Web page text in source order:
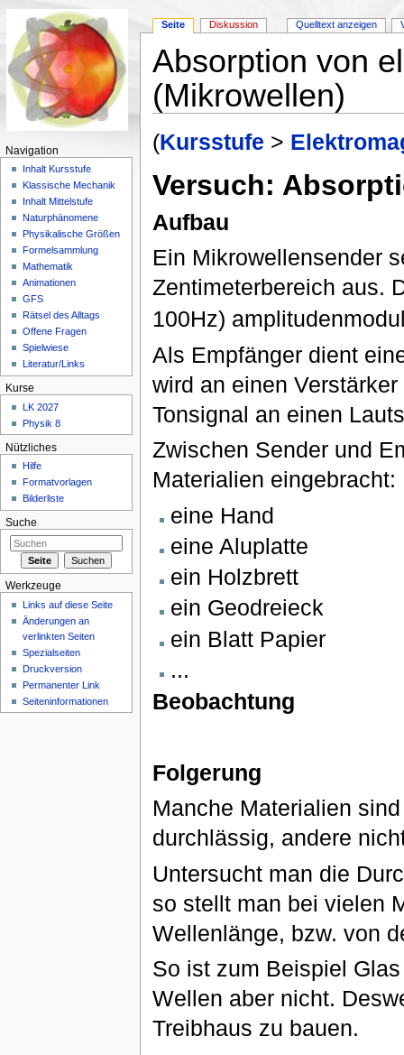
Absorption von
(Mikrowellen)
(Kursstufe >
Versuch:
Aufbau
Ein Mikrowellensender
Zentimeterbereich aus.
100Hz)
Als Empfänger dient
wird an einen
Tonsignal an einen
Zwischen Sender und
Materialien eingebracht:
eine Hand
eine Aluplatte
ein Holzbrett
ein Geodreieck
ein Blatt Papier
...
Beobachtung
Folgerung
Manche Materialien
durchlässig, andere
Untersucht man die
so stellt man bei vielen
Wellenlänge, bzw. von
So ist zum Beispiel
Wellen aber nicht.
Treibhaus zu bauen.
Seite Diskussion Quelltext anzeigen
Navigation
Inhalt Kursstufe
Klassische Mechanik
Inhalt Mittelstufe
Naturphänomene
Physikalische Größen
Formelsammlung
Mathematik
Animationen
GFS
Rätsel des Alltags
Offene Fragen
Spielwiese
Literatur/Links
Kurse
LK 2027
Physik 8
Nützliches
Hilfe
Formatvorlagen
Bilderliste
Suche
Werkzeuge
Links auf diese Seite
Änderungen an
verlinkten Seiten
Spezialseiten
Druckversion
Permanenter Link
Seiteninformationen